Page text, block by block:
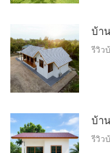
บ้า
รีวิว
บ้า
รีวิว